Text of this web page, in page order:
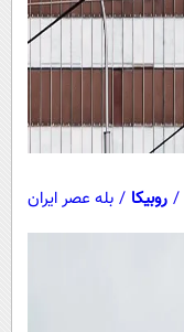
/ روبیکا / بله عصر ایران